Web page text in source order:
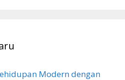
Modern dengan